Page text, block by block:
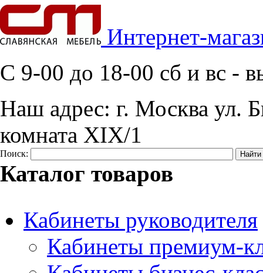
Интернет-
C 9-00 до 18-00 сб и вс -
Наш адрес: г. Москва ул.
комната XIX/1
Поиск:
Каталог товаров
Кабинеты руководителя
Кабинеты премиум-